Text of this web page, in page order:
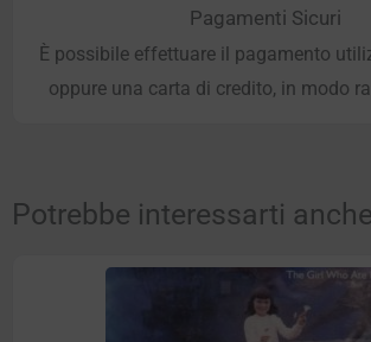
Pagamenti Sicuri
È possibile effettuare il pagamento
oppure una carta di credito, in modo
Potrebbe interessarti anche